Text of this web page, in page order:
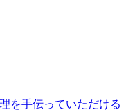
を手伝っていただける